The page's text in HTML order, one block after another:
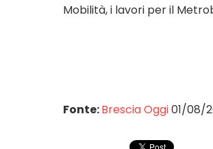
Mobilità, i lavori per il
Fonte:Brescia Oggi01/08/